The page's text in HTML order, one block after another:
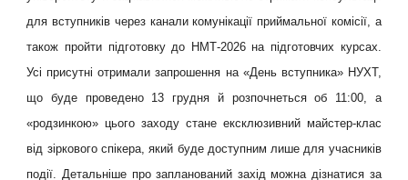
для вступників через канали комунікації приймальної комісії, а
також пройти підготовку до НМТ-2026 на підготовчих курсах.
Усі присутні отримали запрошення на «День вступника» НУХТ,
що буде проведено 13 грудня й розпочнеться об 11:00, а
«родзинкою» цього заходу стане ексклюзивний майстер-клас
від зіркового спікера, який буде доступним лише для учасників
події. Детальніше про запланований захід можна дізнатися за